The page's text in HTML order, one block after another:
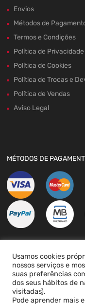
Envios
Métodos de
Termos e Condições
Política de Privacidade
Política de Cookies
Política de Trocas e
Política de Vendas
Aviso Legal
MÉTODOS DE
LIVRO DE RECLAMAÇÕES
Usamos cookies
nossos serviços e
suas preferências
dos seus hábitos de
visitadas).
Pode aprender mais